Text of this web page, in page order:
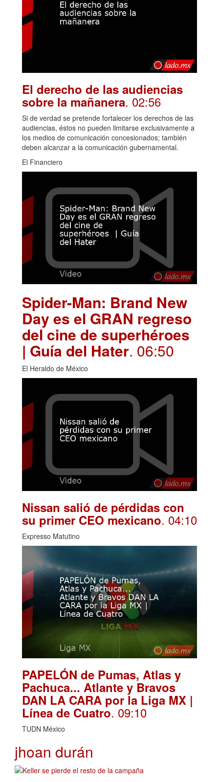
El derecho de las audiencias
sobre la mañanera. 02:56
Si de verdad se pretende fortalecer los derechos de las
audiencias, éstos no pueden limitarse exclusivamente a
los medios de comunicación concesionados; también
deben alcanzar a la comunicación gubernamental.
El Financiero
Spider-Man: Brand New
Day es el GRAN regreso
del cine de superhéroes
| Guía del Hater. 06:50
El Heraldo de México
Nissan salió de pérdidas con
su primer CEO mexicano. 04:10
Expresso Matutino
PAPELÓN de Pumas, Atlas y
Pachuca... Atlante y Bravos
DAN LA CARA por la Liga MX |
Línea de Cuatro. 09:10
TUDN México
jhoan durán